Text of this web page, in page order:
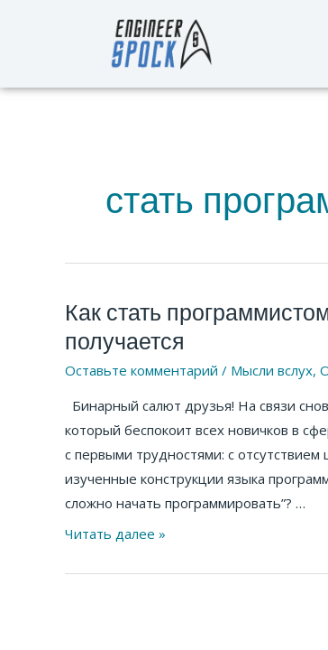
стать
Как стать
получается
Оставьте комментарий / Мысли вслух,
Бинарный салют друзья! На связи
который беспокоит всех новичков в
с первыми трудностями: с
изученные конструкции языка
сложно начать программировать”? …
Как
стать
программистом
ТОП
причин
почему
у
вас
не
Читать далее »